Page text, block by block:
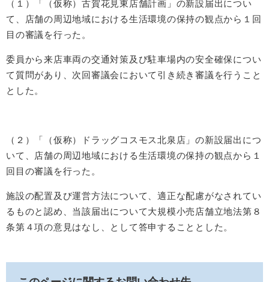
（１）「（仮称）古賀花見東店舗計画」の新設届出につい
て、店舗の周辺地域における生活環境の保持の観点から１回
目の審議を行った。
委員から来店車両の交通対策及び駐車場内の安全確保につい
て質問があり、次回審議会において引き続き審議を行うこと
とした。
（２）「（仮称）ドラッグコスモス北泉店」の新設届出につ
いて、店舗の周辺地域における生活環境の保持の観点から１
回目の審議を行った。
施設の配置及び運営方法について、適正な配慮がなされてい
るものと認め、当該届出について大規模小売店舗立地法第８
条第４項の意見はなし、として答申することとした。